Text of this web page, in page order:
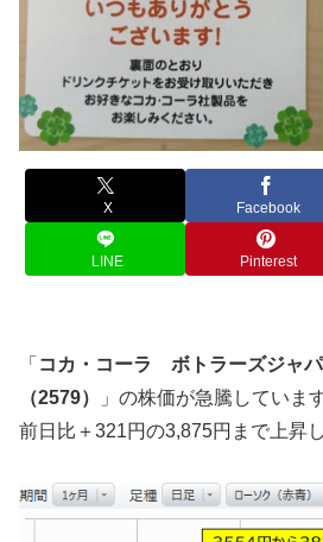
X Facebook
LINE Pinterest
「 コカ・コーラ ボトラーズジャ
（2579）
」の株価が急騰していま
前日比＋321円の3,875円まで上昇